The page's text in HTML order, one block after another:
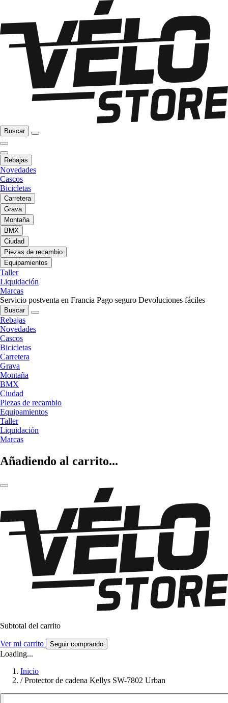
Buscar
Rebajas
Novedades
Cascos
Bicicletas
Carretera
Grava
Montaña
BMX
Ciudad
Piezas de recambio
Equipamientos
Taller
Liquidación
Marcas
Servicio postventa en Francia Pago seguro Devoluciones fáciles
Buscar
Rebajas
Novedades
Cascos
Bicicletas
Carretera
Grava
Montaña
BMX
Ciudad
Piezas de recambio
Equipamientos
Taller
Liquidación
Marcas
Añadiendo al carrito...
Subtotal del carrito
Ver mi carrito Seguir comprando
Loading...
Inicio
/ Protector de cadena Kellys SW-7802 Urban